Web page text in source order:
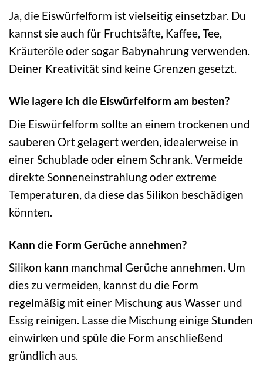
Ja, die Eiswürfelform ist vielseitig einsetzbar. Du
kannst sie auch für Fruchtsäfte, Kaffee, Tee,
Kräuteröle oder sogar Babynahrung verwenden.
Deiner Kreativität sind keine Grenzen gesetzt.
Wie lagere ich die Eiswürfelform am besten?
Die Eiswürfelform sollte an einem trockenen und
sauberen Ort gelagert werden, idealerweise in
einer Schublade oder einem Schrank. Vermeide
direkte Sonneneinstrahlung oder extreme
Temperaturen, da diese das Silikon beschädigen
könnten.
Kann die Form Gerüche annehmen?
Silikon kann manchmal Gerüche annehmen. Um
dies zu vermeiden, kannst du die Form
regelmäßig mit einer Mischung aus Wasser und
Essig reinigen. Lasse die Mischung einige Stunden
einwirken und spüle die Form anschließend
gründlich aus.